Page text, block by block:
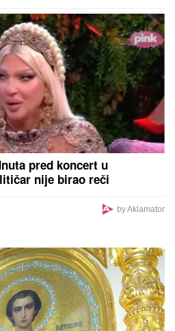
pred koncert u
nije birao reči
by Aklamator